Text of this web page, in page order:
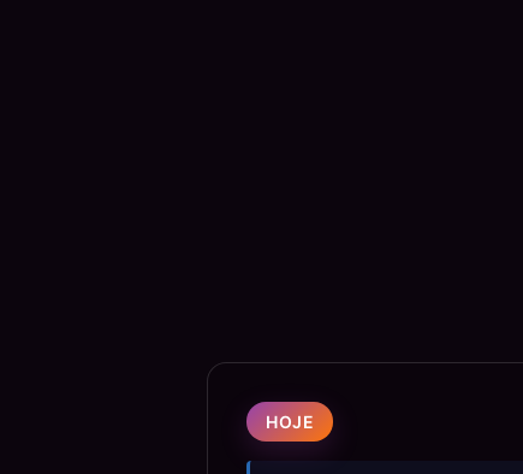
HOJE